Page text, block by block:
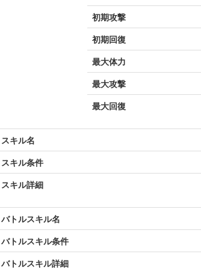
初期攻撃
初期回復
最大体力
最大攻撃
最大回復
スキル名
スキル条件
スキル詳細
バトルスキル名
バトルスキル条件
バトルスキル詳細